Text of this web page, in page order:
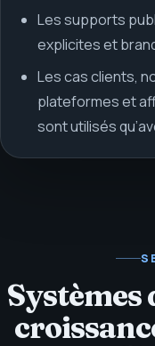
Les supports
explicites et
Les cas clients,
plateformes et
sont utilisés
Systèmes